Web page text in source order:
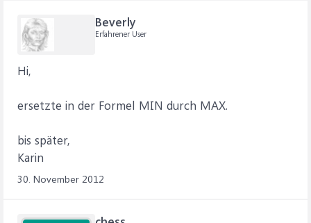
Beverly
Erfahrener User
Hi,
ersetzte in der Formel MIN durch MAX.
bis später,
Karin
30. November 2012